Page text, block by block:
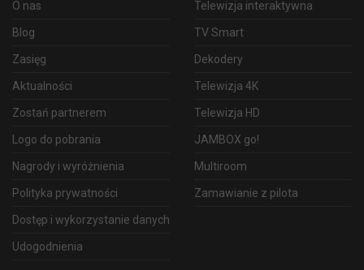
O nas
Blog
Zasięg
Aktualności
Zostań partnerem
Logo do pobrania
Nagrody i wyróżnienia
Polityka prywatności
Dostęp i wykorzystanie danych
Udogodnienia
Telewizja interaktywna
TV Smart
Dekodery
Telewizja 4K
Telewizja HD
JAMBOX go!
Multiroom
Zamawianie z pilota